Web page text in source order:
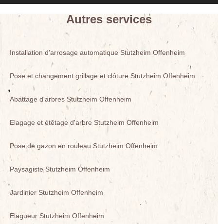
Autres services
Installation d'arrosage automatique Stutzheim Offenheim
Pose et changement grillage et clôture Stutzheim Offenheim
Abattage d'arbres Stutzheim Offenheim
Elagage et étêtage d'arbre Stutzheim Offenheim
Pose de gazon en rouleau Stutzheim Offenheim
Paysagiste Stutzheim Offenheim
Jardinier Stutzheim Offenheim
Elagueur Stutzheim Offenheim